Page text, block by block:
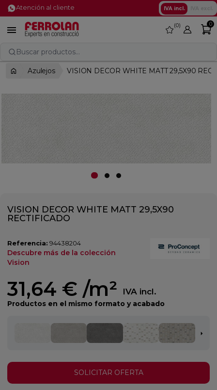
Atención al cliente IVA incl.
 favorite
0 0
Buscar productos...
Azulejos VISION DECOR WHITE MATT 29,5X90
VISION DECOR WHITE MATT 29,5X90
RECTIFICADO
Referencia: 94438204
Descubre más de la colección
Vision
31,64 € /m² IVA incl.
Productos en el mismo formato y acabado
SOLICITAR OFERTA